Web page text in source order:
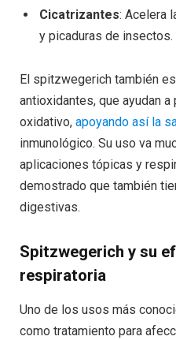
Cicatrizantes: Acelera
y picaduras de insectos.
El spitzwegerich también
antioxidantes, que ayudan
oxidativo, apoyando así la
inmunológico. Su uso va
aplicaciones tópicas y
demostrado que también
digestivas.
Spitzwegerich y su
respiratoria
Uno de los usos más
como tratamiento para